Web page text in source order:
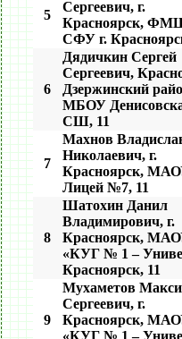
5
Сергеевич, г.
Красноярск,
СФУ г.
6
Дядичкин Сергей
Сергеевич,
Дзержинский
МБОУ
СШ, 11
7
Махнов
Николаевич, г.
Красноярск,
Лицей №7, 11
8
Шатохин Данил
Владимирович, г.
Красноярск,
«КУГ № 1 –
Красноярск, 11
9
Мухаметов
Сергеевич, г.
Красноярск,
«КУГ № 1 –